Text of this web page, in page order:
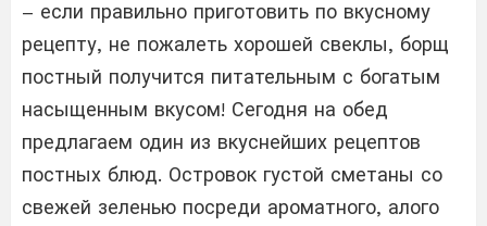
– если правильно приготовить по вкусному
рецепту, не пожалеть хорошей свеклы, борщ
постный получится питательным с богатым
насыщенным вкусом! Сегодня на обед
предлагаем один из вкуснейших рецептов
постных блюд. Островок густой сметаны со
свежей зеленью посреди ароматного, алого